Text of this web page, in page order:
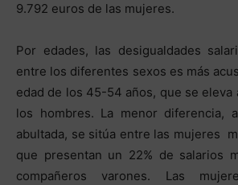
9.792 euros de las mujeres.
Por edades, las desigualdades
entre los diferentes sexos es más
edad de los 45-54 años, que se eleva
los hombres. La menor diferencia,
abultada, se sitúa entre las mujeres
que presentan un 22% de salarios
compañeros varones. Las